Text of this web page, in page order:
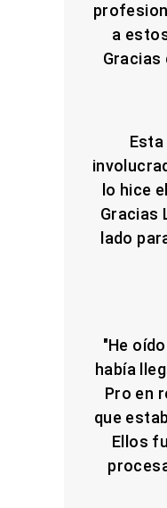
a
Gracias
lo hice
Gracias
lado
"He
había
Pro en
que
Ellos